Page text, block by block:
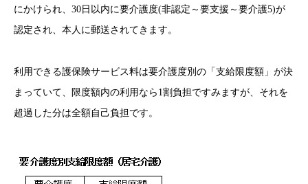
にかけられ、30日以内に要介護度(非認定～要支援～要介護5)が
認定され、本人に郵送されてきます。
利用できる護保険サービス料は要介護度別の「支給限度額」が決
まっていて、限度額内の利用なら1割負担ですみますが、それを
超過した分は全額自己負担です。